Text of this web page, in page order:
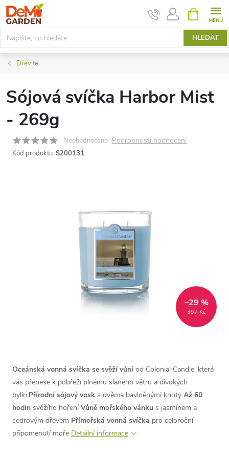
Přejít
na
obsah
HLEDAT
NÁKUPNÍ
KOŠÍK
Dřevité
Sójová svíčka Harbor Mist
- 269g
Neohodnoceno Podrobnosti hodnocení
Kód produktu: S200131
397 Kč
–29 %
Oceánská vonná svíčka se svěží vůní od Colonial Candle, která
vás přenese k pobřeží plnému slaného větru a divokých
bylin.Přírodní sójový vosk s dvěma bavlněnými knoty Až 60
hodin svěžího hořeníVůně mořského vánku s jasmínem a
cedrovým dřevem Přímořská vonná svíčka pro celoroční
připomenutí moře Detailní informace